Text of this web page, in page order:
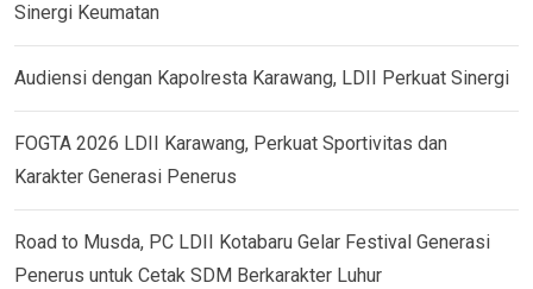
Sinergi Keumatan
Audiensi dengan Kapolresta Karawang, LDII Perkuat Sinergi
FOGTA 2026 LDII Karawang, Perkuat Sportivitas dan
Karakter Generasi Penerus
Road to Musda, PC LDII Kotabaru Gelar Festival Generasi
Penerus untuk Cetak SDM Berkarakter Luhur